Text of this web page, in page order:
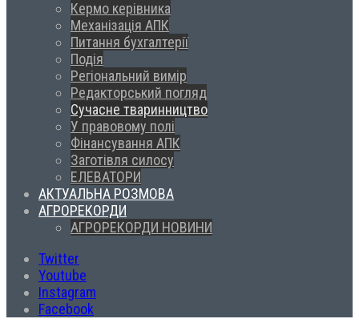
Кермо керівника
Механізація АПК
Питання бухгалтерії
Подія
Регіональний вимір
Редакторський погляд
Сучасне тваринництво
У правовому полі
Фінансування АПК
Заготівля силосу
ЕЛЕВАТОРИ
АКТУАЛЬНА РОЗМОВА
АГРОРЕКОРДИ
АГРОРЕКОРДИ НОВИНИ
Twitter
Youtube
Instagram
Facebook